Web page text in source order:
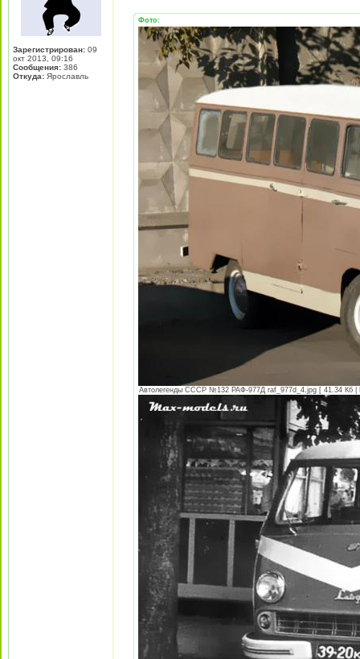
Зарегистрирован: 09
окт 2013, 09:16
Сообщения: 386
Откуда: Ярославль
Фото:
Автолегенды СССР №132 РАФ-977Д raf_977d_4.jpg [ 41.34 Кб |